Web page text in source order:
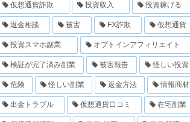
仮想通貨詐欺 投資収入 投資稼げる
返金相談 被害 FX詐欺 仮想通貨
投資スマホ副業 オプトインアフィリエイト
検証が完了済み副業 被害報告 怪しい投資
危険 怪しい副業 返金方法 情報商材
出金トラブル 仮想通貨口コミ 在宅副業